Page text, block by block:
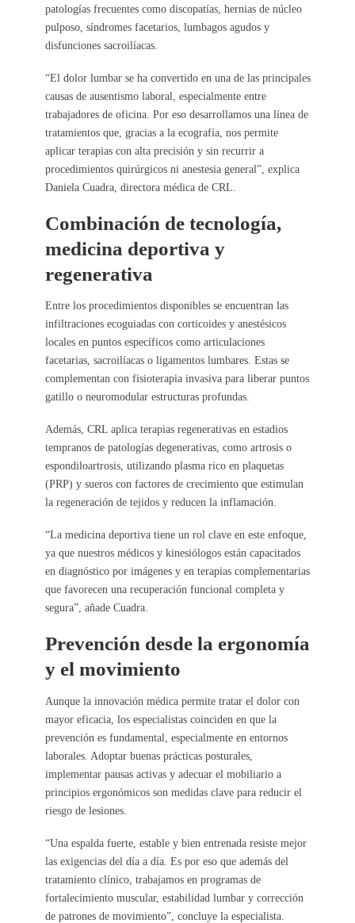
patologías frecuentes como discopatías, hernias de núcleo
pulposo, síndromes facetarios, lumbagos agudos y
disfunciones sacroilíacas.
“El dolor lumbar se ha convertido en una de las principales
causas de ausentismo laboral, especialmente entre
trabajadores de oficina. Por eso desarrollamos una línea de
tratamientos que, gracias a la ecografía, nos permite
aplicar terapias con alta precisión y sin recurrir a
procedimientos quirúrgicos ni anestesia general”, explica
Daniela Cuadra, directora médica de CRL.
Combinación de tecnología,
medicina deportiva y
regenerativa
Entre los procedimientos disponibles se encuentran las
infiltraciones ecoguiadas con corticoides y anestésicos
locales en puntos específicos como articulaciones
facetarias, sacroilíacas o ligamentos lumbares. Estas se
complementan con fisioterapia invasiva para liberar puntos
gatillo o neuromodular estructuras profundas.
Además, CRL aplica terapias regenerativas en estadios
tempranos de patologías degenerativas, como artrosis o
espondiloartrosis, utilizando plasma rico en plaquetas
(PRP) y sueros con factores de crecimiento que estimulan
la regeneración de tejidos y reducen la inflamación.
“La medicina deportiva tiene un rol clave en este enfoque,
ya que nuestros médicos y kinesiólogos están capacitados
en diagnóstico por imágenes y en terapias complementarias
que favorecen una recuperación funcional completa y
segura”, añade Cuadra.
Prevención desde la ergonomía
y el movimiento
Aunque la innovación médica permite tratar el dolor con
mayor eficacia, los especialistas coinciden en que la
prevención es fundamental, especialmente en entornos
laborales. Adoptar buenas prácticas posturales,
implementar pausas activas y adecuar el mobiliario a
principios ergonómicos son medidas clave para reducir el
riesgo de lesiones.
“Una espalda fuerte, estable y bien entrenada resiste mejor
las exigencias del día a día. Es por eso que además del
tratamiento clínico, trabajamos en programas de
fortalecimiento muscular, estabilidad lumbar y corrección
de patrones de movimiento”, concluye la especialista.